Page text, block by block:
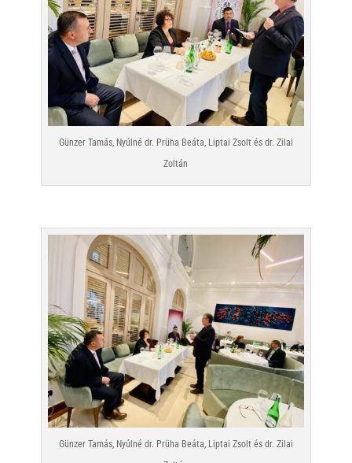
Günzer Tamás, Nyúlné dr. Prüha Beáta, Liptai Zsolt és dr. Zilai
Zoltán
Günzer Tamás, Nyúlné dr. Prüha Beáta, Liptai Zsolt és dr. Zilai